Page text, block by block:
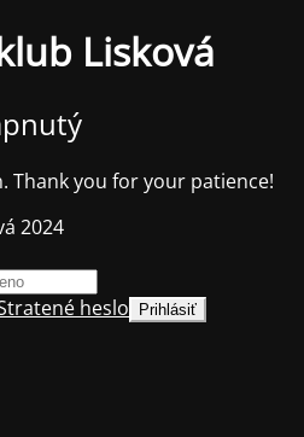
Lisková
Thank you for your patience!
2024
heslo